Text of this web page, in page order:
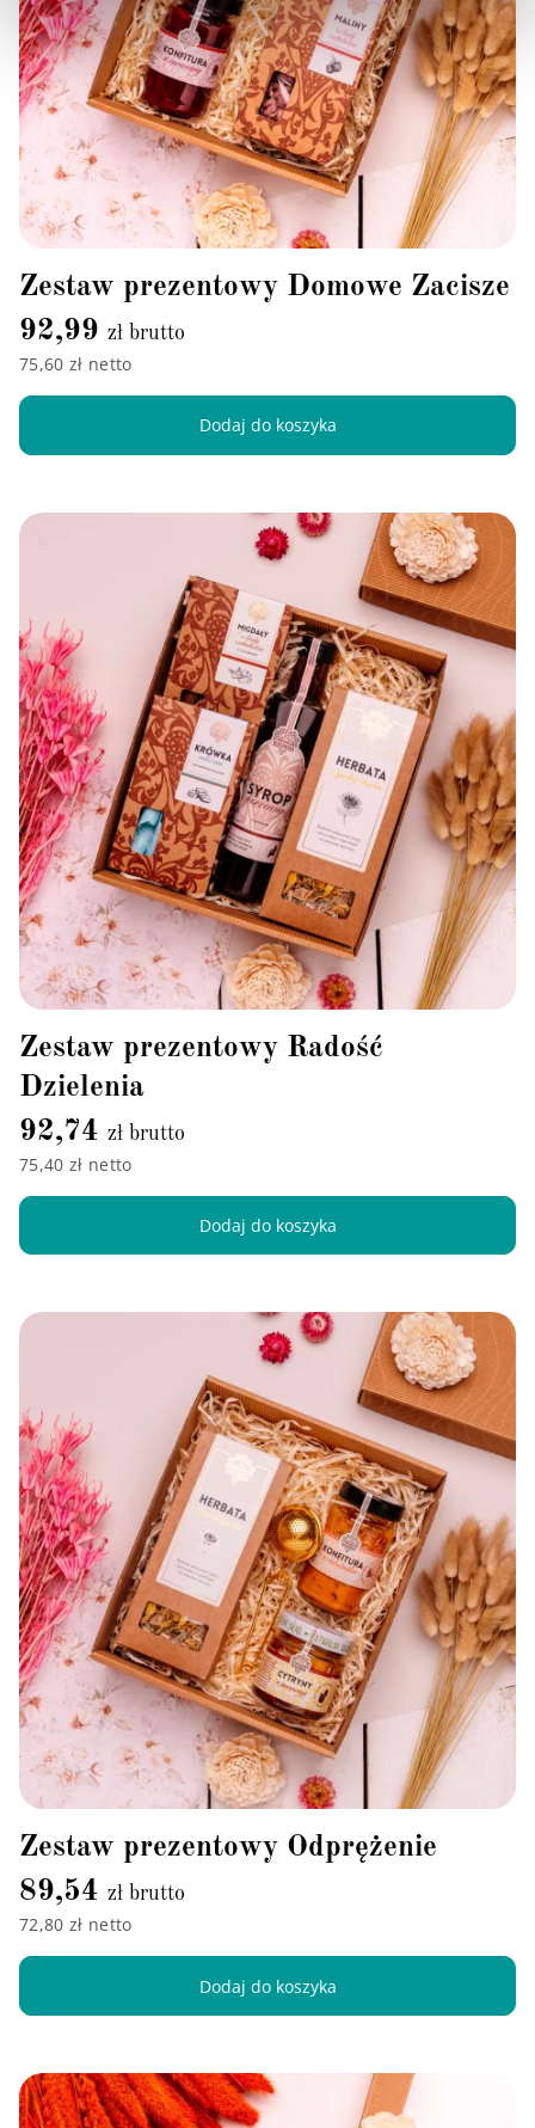
Zestaw prezentowy Domowe Zacisze
92,99 zł brutto
75,60 zł netto
Dodaj do koszyka
Zestaw prezentowy Radość
Dzielenia
92,74 zł brutto
75,40 zł netto
Dodaj do koszyka
Zestaw prezentowy Odprężenie
89,54 zł brutto
72,80 zł netto
Dodaj do koszyka